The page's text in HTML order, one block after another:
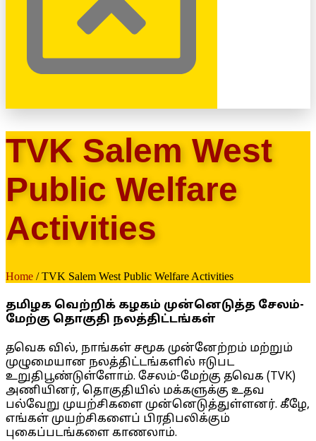
TVK Salem West
Public Welfare
Activities
Home / TVK Salem West Public Welfare Activities
தமிழக வெற்றிக் கழகம் முன்னெடுத்த சேலம்-
மேற்கு தொகுதி நலத்திட்டங்கள்
தவெக வில், நாங்கள் சமூக முன்னேற்றம் மற்றும்
முழுமையான நலத்திட்டங்களில் ஈடுபட
உறுதிபூண்டுள்ளோம். சேலம்-மேற்கு தவெக (TVK)
அணியினர், தொகுதியில் மக்களுக்கு உதவ
பல்வேறு முயற்சிகளை முன்னெடுத்துள்ளனர். கீழே,
எங்கள் முயற்சிகளைப் பிரதிபலிக்கும்
புகைப்படங்களை காணலாம்.